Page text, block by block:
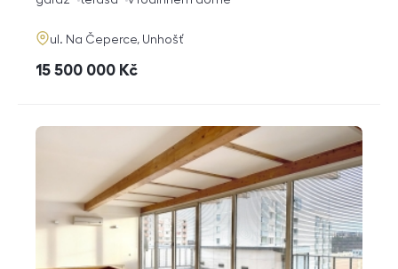
adresa
ul. Na Čeperce, Unhošť
cena
15 500 000 Kč